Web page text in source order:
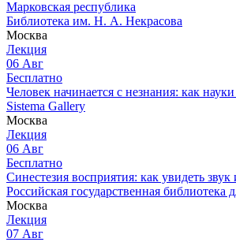
Марковская республика
Библиотека им. Н. А. Некрасова
Москва
Лекция
06 Авг
Бесплатно
Человек начинается с незнания: как
Sistema Gallery
Москва
Лекция
06 Авг
Бесплатно
Синестезия восприятия: как увидеть
Российская государственная библиотека
Москва
Лекция
07 Авг